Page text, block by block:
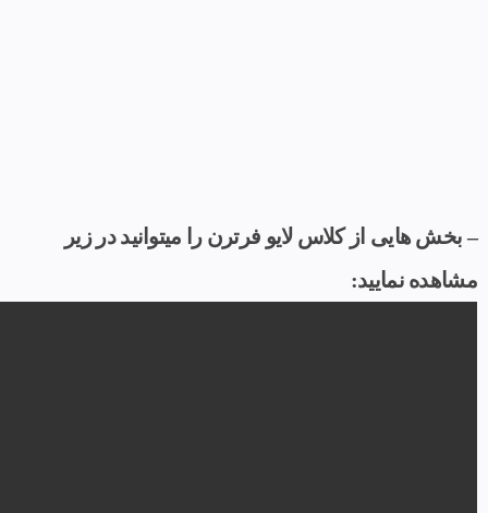
– بخش هایی از کلاس لایو فرترن را میتوانید در زیر
مشاهده نمایید: